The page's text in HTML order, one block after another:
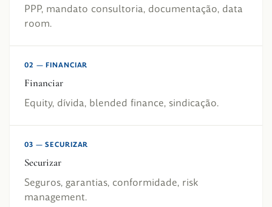
PPP, mandato consultoria, documentação, data
room.
02 —FINANCIAR
Financiar
Equity, dívida, blended finance, sindicação.
03 —SECURIZAR
Securizar
Seguros, garantias, conformidade, risk
management.